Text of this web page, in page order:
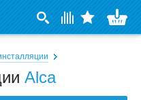
Alca